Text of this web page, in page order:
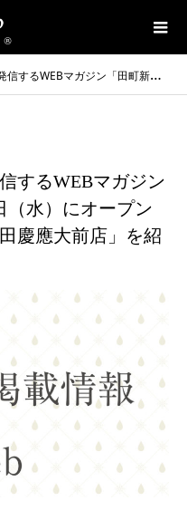
（水）にオープンします銀座に志かわ「三田慶應大前店」を紹介していただきました
するWEBマガジン
（水）にオープン
慶應大前店」を紹